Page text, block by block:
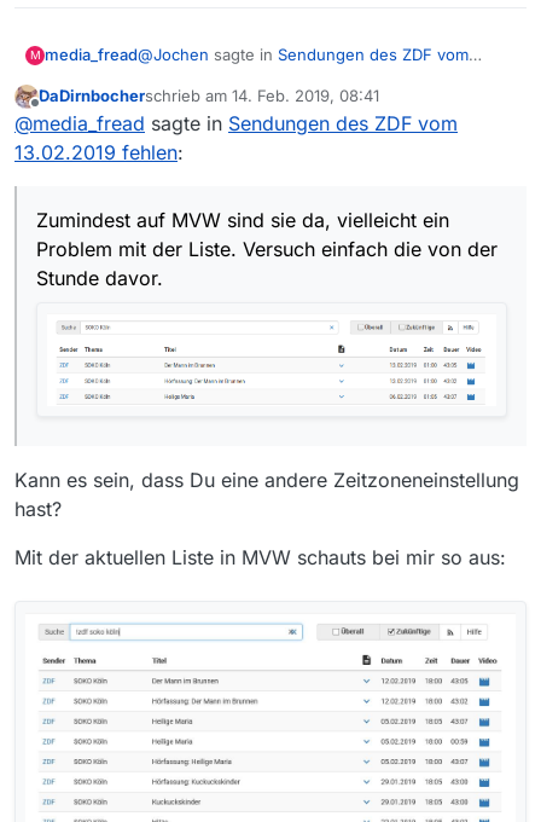
M media_fread@Jochen sagte in Sendungen des ZDF vom
Bitte, dies ist ein Hinweis und Gemeckere!!
@Jochensagte inSendungen des ZDF vom
13.02.2019 fehlen:
Zumindest auf MVW sind sie da, vielleicht ein
Problem mit der Liste. Versuch einfach die von
der Stunde davor.
Offline
DaDirnbocherschrieb am 14. Feb. 2019, 08:41
zuletzt editiert von
@media_fread sagte in Sendungen des ZDF vom
13.02.2019 fehlen:
Zumindest auf MVW sind sie da, vielleicht ein
Problem mit der Liste. Versuch einfach die von der
Stunde davor.
Kann es sein, dass Du eine andere Zeitzoneneinstellung
hast?
Mit der aktuellen Liste in MVW schauts bei mir so aus: